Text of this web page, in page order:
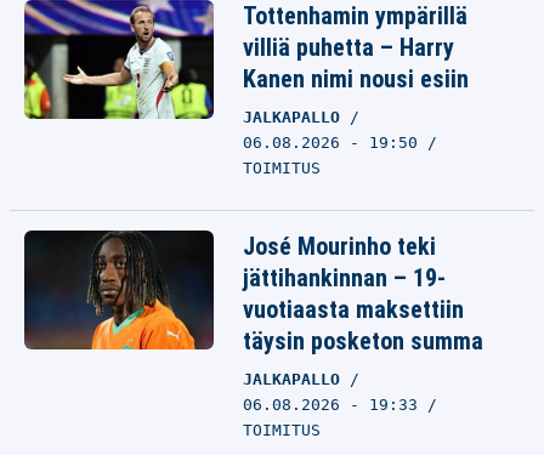
Tottenhamin ympärillä
villiä puhetta – Harry
Kanen nimi nousi esiin
JALKAPALLO
06.08.2026 - 19:50
TOIMITUS
José Mourinho teki
jättihankinnan – 19-
vuotiaasta maksettiin
täysin posketon summa
JALKAPALLO
06.08.2026 - 19:33
TOIMITUS